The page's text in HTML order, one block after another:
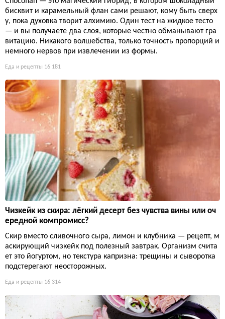
бисквит и карамельный флан сами решают, кому быть сверх
у, пока духовка творит алхимию. Один тест на жидкое тесто
— и вы получаете два слоя, которые честно обманывают гра
витацию. Никакого волшебства, только точность пропорций и
немного нервов при извлечении из формы.
Еда и рецепты 16 181
Чизкейк из скира: лёгкий десерт без чувства вины или оч
ередной компромисс?
Скир вместо сливочного сыра, лимон и клубника — рецепт, м
аскирующий чизкейк под полезный завтрак. Организм счита
ет это йогуртом, но текстура капризна: трещины и сыворотка
подстерегают неосторожных.
Еда и рецепты 16 314